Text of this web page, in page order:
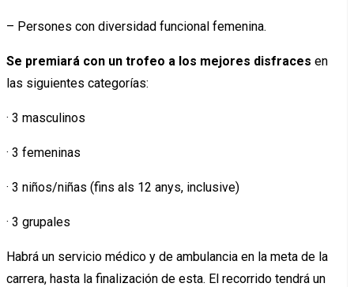
– Persones con diversidad funcional femenina.
Se premiará con un trofeo a los mejores disfraces en
las siguientes categorías:
· 3 masculinos
· 3 femeninas
· 3 niños/niñas (fins als 12 anys, inclusive)
· 3 grupales
Habrá un servicio médico y de ambulancia en la meta de la
carrera, hasta la finalización de esta. El recorrido tendrá un